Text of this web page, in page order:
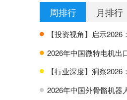
周排行 月排行
H 【投资视角】启示2026：中国折
H 2026年中国微特电机出
H 【行业深度】洞察2026：中国
H 2026年中国外骨骼机器人 应用